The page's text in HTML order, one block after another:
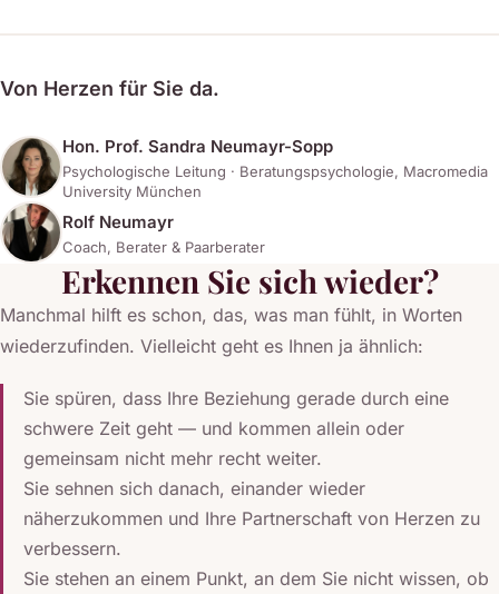
Von Herzen für Sie da.
Hon. Prof. Sandra Neumayr-Sopp
Psychologische Leitung · Beratungspsychologie, Macromedia
University München
Rolf Neumayr
Coach, Berater & Paarberater
Erkennen Sie sich wieder?
Manchmal hilft es schon, das, was man fühlt, in Worten
wiederzufinden. Vielleicht geht es Ihnen ja ähnlich:
Sie spüren, dass Ihre Beziehung gerade durch eine
schwere Zeit geht — und kommen allein oder
gemeinsam nicht mehr recht weiter.
Sie sehnen sich danach, einander wieder
näherzukommen und Ihre Partnerschaft von Herzen zu
verbessern.
Sie stehen an einem Punkt, an dem Sie nicht wissen, ob